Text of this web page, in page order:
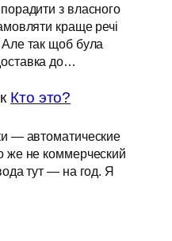
з власного
краще речі
так щоб була
до…
к Кто это?
— автоматические
же не коммерческий
тут — на год. Я